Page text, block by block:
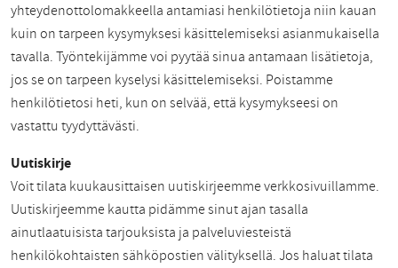
yhteydenottolomakkeella antamiasi henkilötietoja niin kauan
kuin on tarpeen kysymyksesi käsittelemiseksi asianmukaisella
tavalla. Työntekijämme voi pyytää sinua antamaan lisätietoja,
jos se on tarpeen kyselysi käsittelemiseksi. Poistamme
henkilötietosi heti, kun on selvää, että kysymykseesi on
vastattu tyydyttävästi.
Uutiskirje
Voit tilata kuukausittaisen uutiskirjeemme verkkosivuillamme.
Uutiskirjeemme kautta pidämme sinut ajan tasalla
ainutlaatuisista tarjouksista ja palveluviesteistä
henkilökohtaisten sähköpostien välityksellä. Jos haluat tilata